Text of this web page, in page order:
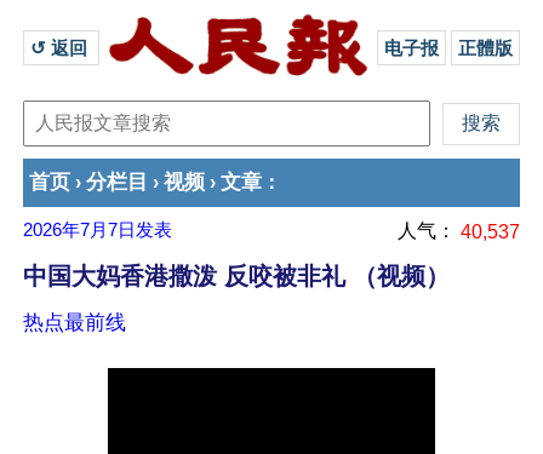
↺ 返回 电子报 正體版
首页 › 分栏目 › 视频 › 文章 ：
2026年7月7日 发表 人气： 40,537
中国大妈香港撒泼 反咬被非礼 （视频）
热点最前线